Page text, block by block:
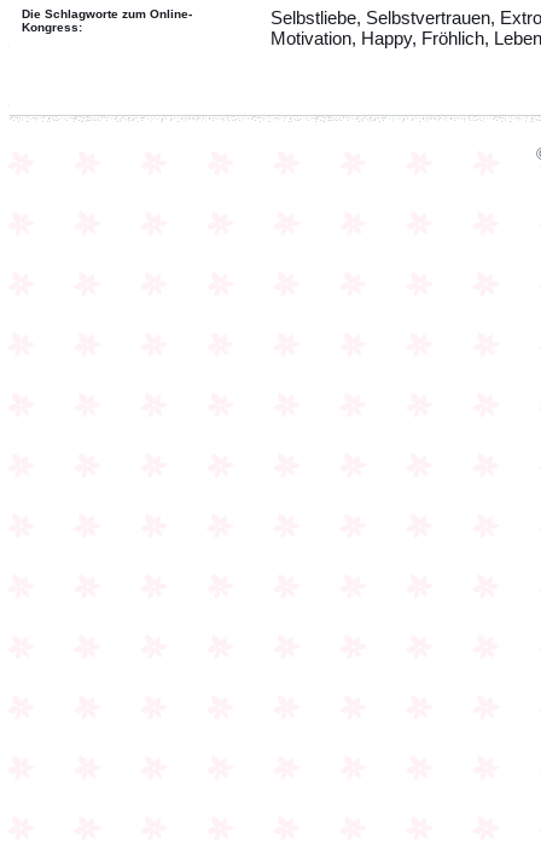
Die Schlagworte zum Online-
Kongress:
Selbstliebe, Selbstvertrauen,
Motivation, Happy, Fröhlich,